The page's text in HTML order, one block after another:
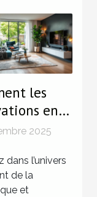
les
en
?
2025
dans l’univers
de la
et